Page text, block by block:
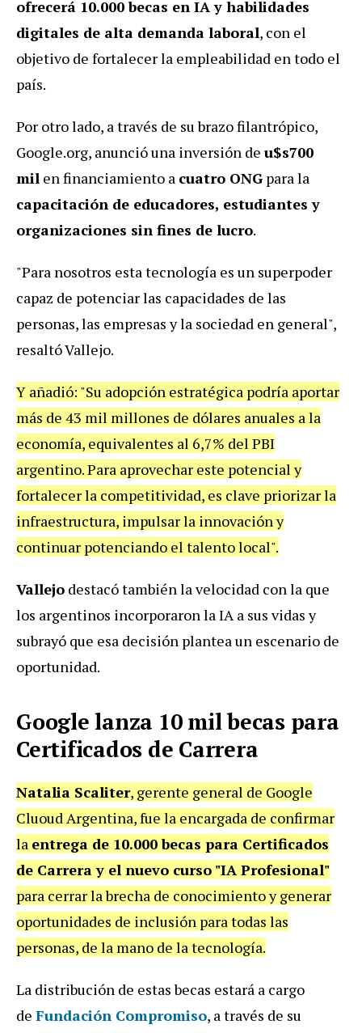
ofrecerá 10.000 becas en IA y habilidades
digitales de alta demanda laboral, con el
objetivo de fortalecer la empleabilidad en todo el
país.
Por otro lado, a través de su brazo filantrópico,
Google.org, anuncióuna inversión de u$s700
mil en financiamiento a cuatro ONG para la
capacitación de educadores, estudiantes y
organizaciones sin fines de lucro.
"Para nosotros esta tecnología es un superpoder
capaz de potenciar las capacidades de las
personas, las empresas y la sociedad en general",
resaltó Vallejo.
Y añadió: "Su adopción estratégica podría aportar
más de 43 mil millones de dólares anuales a la
economía, equivalentes al 6,7% del PBI
argentino. Para aprovechar este potencial y
fortalecer la competitividad, es clave priorizar la
infraestructura, impulsar la innovación y
continuar potenciando el talento local".
Vallejo destacó también la velocidad con la que
los argentinos incorporaron la IA a sus vidas y
subrayó que esa decisión plantea un escenario de
oportunidad.
Google lanza 10 mil becas para
Certificados de Carrera
Natalia Scaliter, gerente general de Google
Cluoud Argentina, fue la encargada de confirmar
la entrega de 10.000 becas para Certificados
de Carrera y el nuevo curso "IA Profesional"
para cerrar la brecha de conocimiento y generar
oportunidades de inclusión para todas las
personas, de la mano de la tecnología.
La distribución de estas becas estará a cargo
de Fundación Compromiso, a través de su